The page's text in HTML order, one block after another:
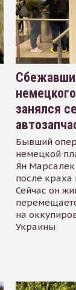
занялся
Бывший
немецкой
Ян
после краха
Сейчас он
на
Украины